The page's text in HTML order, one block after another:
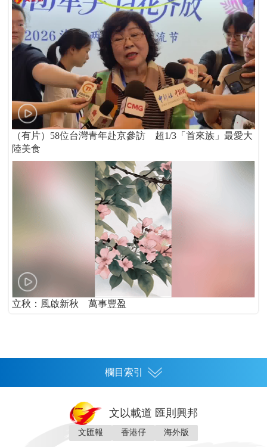
（有片）58位台灣青年赴京參訪 超1/3「首來族」最愛大
陸美食
立秋：風啟新秋 萬事豐盈
欄目索引
文以載道 匯則興邦
文匯報 香港仔 海外版